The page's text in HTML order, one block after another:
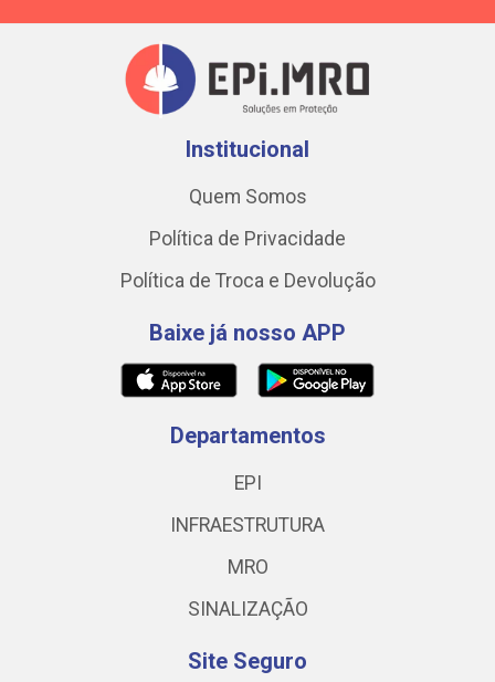
Institucional
Quem Somos
Política de Privacidade
Política de Troca e Devolução
Baixe já nosso APP
Departamentos
EPI
INFRAESTRUTURA
MRO
SINALIZAÇÃO
Site Seguro